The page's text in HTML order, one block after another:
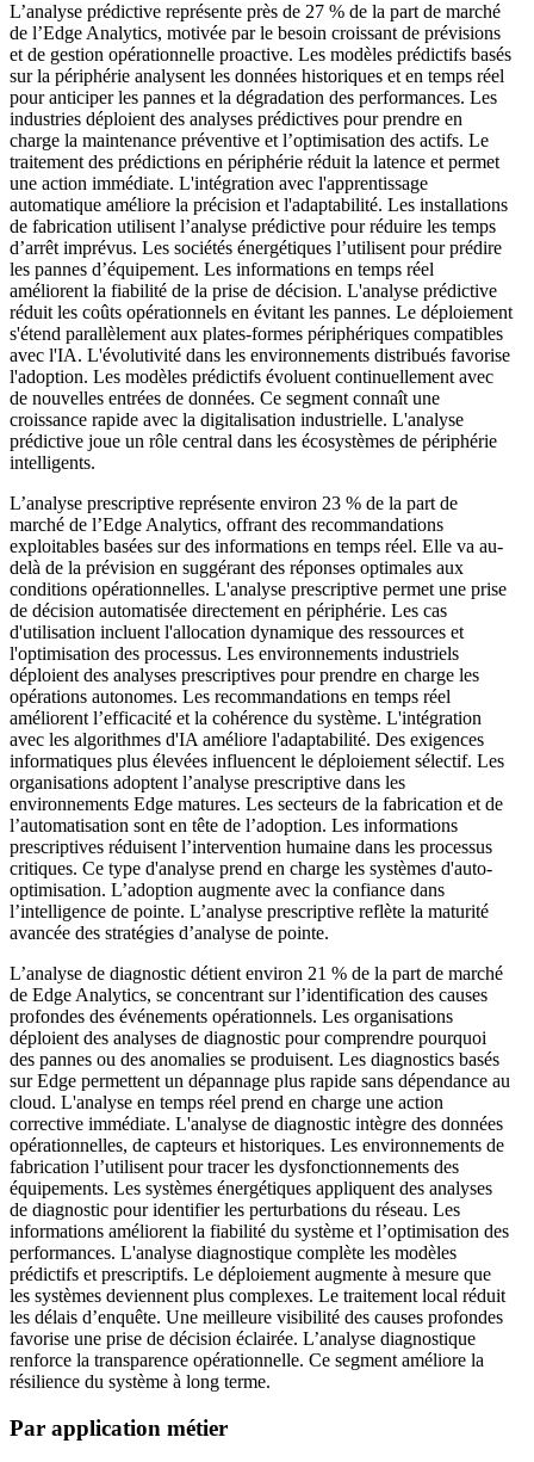
L’analyse prédictive représente près de 27 % de la part de marché
de l’Edge Analytics, motivée par le besoin croissant de prévisions
et de gestion opérationnelle proactive. Les modèles prédictifs basés
sur la périphérie analysent les données historiques et en temps réel
pour anticiper les pannes et la dégradation des performances. Les
industries déploient des analyses prédictives pour prendre en
charge la maintenance préventive et l’optimisation des actifs. Le
traitement des prédictions en périphérie réduit la latence et permet
une action immédiate. L'intégration avec l'apprentissage
automatique améliore la précision et l'adaptabilité. Les installations
de fabrication utilisent l’analyse prédictive pour réduire les temps
d’arrêt imprévus. Les sociétés énergétiques l’utilisent pour prédire
les pannes d’équipement. Les informations en temps réel
améliorent la fiabilité de la prise de décision. L'analyse prédictive
réduit les coûts opérationnels en évitant les pannes. Le déploiement
s'étend parallèlement aux plates-formes périphériques compatibles
avec l'IA. L'évolutivité dans les environnements distribués favorise
l'adoption. Les modèles prédictifs évoluent continuellement avec
de nouvelles entrées de données. Ce segment connaît une
croissance rapide avec la digitalisation industrielle. L'analyse
prédictive joue un rôle central dans les écosystèmes de périphérie
intelligents.
L’analyse prescriptive représente environ 23 % de la part de
marché de l’Edge Analytics, offrant des recommandations
exploitables basées sur des informations en temps réel. Elle va au-
delà de la prévision en suggérant des réponses optimales aux
conditions opérationnelles. L'analyse prescriptive permet une prise
de décision automatisée directement en périphérie. Les cas
d'utilisation incluent l'allocation dynamique des ressources et
l'optimisation des processus. Les environnements industriels
déploient des analyses prescriptives pour prendre en charge les
opérations autonomes. Les recommandations en temps réel
améliorent l’efficacité et la cohérence du système. L'intégration
avec les algorithmes d'IA améliore l'adaptabilité. Des exigences
informatiques plus élevées influencent le déploiement sélectif. Les
organisations adoptent l’analyse prescriptive dans les
environnements Edge matures. Les secteurs de la fabrication et de
l’automatisation sont en tête de l’adoption. Les informations
prescriptives réduisent l’intervention humaine dans les processus
critiques. Ce type d'analyse prend en charge les systèmes d'auto-
optimisation. L’adoption augmente avec la confiance dans
l’intelligence de pointe. L’analyse prescriptive reflète la maturité
avancée des stratégies d’analyse de pointe.
L’analyse de diagnostic détient environ 21 % de la part de marché
de Edge Analytics, se concentrant sur l’identification des causes
profondes des événements opérationnels. Les organisations
déploient des analyses de diagnostic pour comprendre pourquoi
des pannes ou des anomalies se produisent. Les diagnostics basés
sur Edge permettent un dépannage plus rapide sans dépendance au
cloud. L'analyse en temps réel prend en charge une action
corrective immédiate. L'analyse de diagnostic intègre des données
opérationnelles, de capteurs et historiques. Les environnements de
fabrication l’utilisent pour tracer les dysfonctionnements des
équipements. Les systèmes énergétiques appliquent des analyses
de diagnostic pour identifier les perturbations du réseau. Les
informations améliorent la fiabilité du système et l’optimisation des
performances. L'analyse diagnostique complète les modèles
prédictifs et prescriptifs. Le déploiement augmente à mesure que
les systèmes deviennent plus complexes. Le traitement local réduit
les délais d’enquête. Une meilleure visibilité des causes profondes
favorise une prise de décision éclairée. L’analyse diagnostique
renforce la transparence opérationnelle. Ce segment améliore la
résilience du système à long terme.
Par application métier